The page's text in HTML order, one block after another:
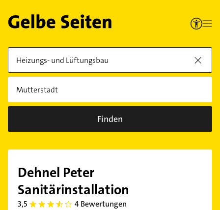
Finden
Dehnel Peter
Sanitärinstallation
3,5 3.5 4 Bewertungen